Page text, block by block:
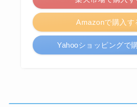
Amazonで購入す
Yahooショッピングで